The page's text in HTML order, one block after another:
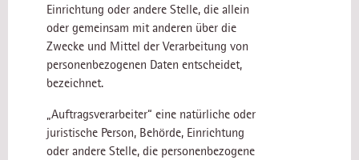
Einrichtung oder andere Stelle, die allein
oder gemeinsam mit anderen über die
Zwecke und Mittel der Verarbeitung von
personenbezogenen Daten entscheidet,
bezeichnet.
„Auftragsverarbeiter“ eine natürliche oder
juristische Person, Behörde, Einrichtung
oder andere Stelle, die personenbezogene